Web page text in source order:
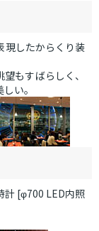
現したからくり装
もすばらしく、
い。
計 [φ700 LED内照